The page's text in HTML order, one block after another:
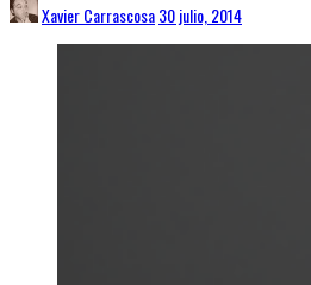
Xavier Carrascosa30 julio, 2014